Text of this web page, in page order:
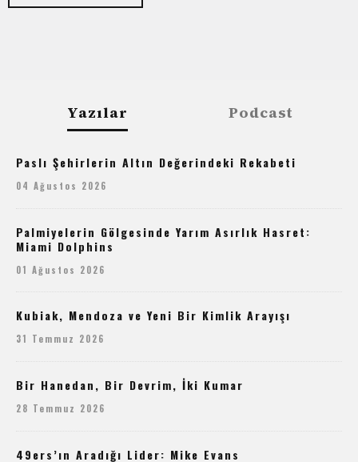
Yazılar Podcast
Paslı Şehirlerin Altın Değerindeki Rekabeti
04 Ağustos 2026
Palmiyelerin Gölgesinde Yarım Asırlık Hasret:
Miami Dolphins
01 Ağustos 2026
Kubiak, Mendoza ve Yeni Bir Kimlik Arayışı
31 Temmuz 2026
Bir Hanedan, Bir Devrim, İki Kumar
28 Temmuz 2026
49ers’ın Aradığı Lider: Mike Evans